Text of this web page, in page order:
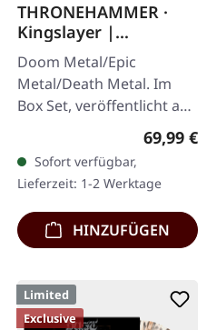
Preis:
THRONEHAMMER ·
Kingslayer |
EXCLUSIVE BOX SET
Doom Metal/Epic
Metal/Death Metal. Im
Box Set, veröffentlicht am
24.11.2023, auf Supreme
Chaos Records. Schwere
Holzbox mit speziellem
Schwarz in…
69,99 €
Sofort verfügbar,
Lieferzeit: 1-2 Werktage
HINZUFÜGEN
Limited
Exclusive